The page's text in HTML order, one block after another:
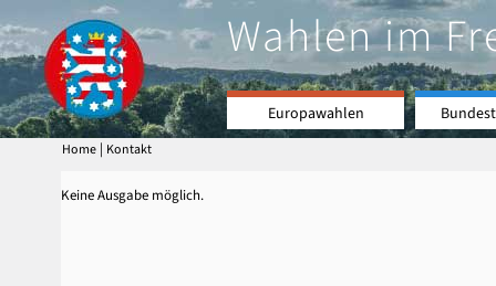
Wahlen im
Europawahlen
Home | Kontakt
Keine Ausgabe möglich.